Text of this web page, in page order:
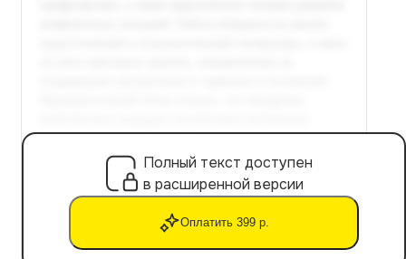
Полный текст доступен
в расширенной версии
Оплатить 399 р.